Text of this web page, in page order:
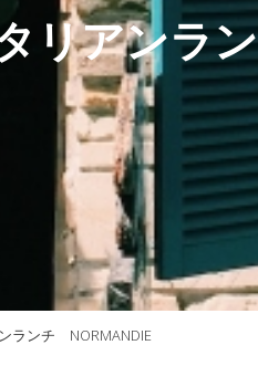
都
案リアンラ
ランチ NORMANDIE